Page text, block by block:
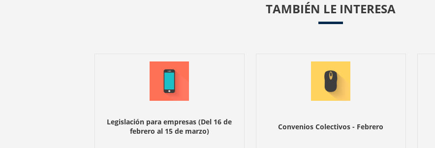
TAMBIÉN LE INTERESA
Legislación para empresas (Del 16 de
febrero al 15 de marzo)
Convenios Colectivos - Febrero